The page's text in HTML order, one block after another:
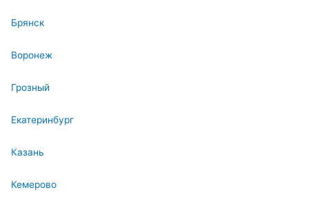
Брянск
Воронеж
Грозный
Екатеринбург
Казань
Кемерово